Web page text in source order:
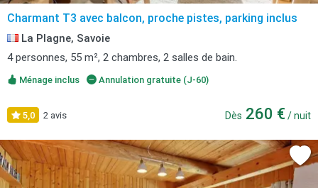
Charmant T3 avec balcon, proche pistes, parking inclus
La Plagne, Savoie
4 personnes, 55 m², 2 chambres, 2 salles de bain.
Ménage inclus Annulation gratuite (J-60)
5,0 2 avis Dès 260 € / nuit